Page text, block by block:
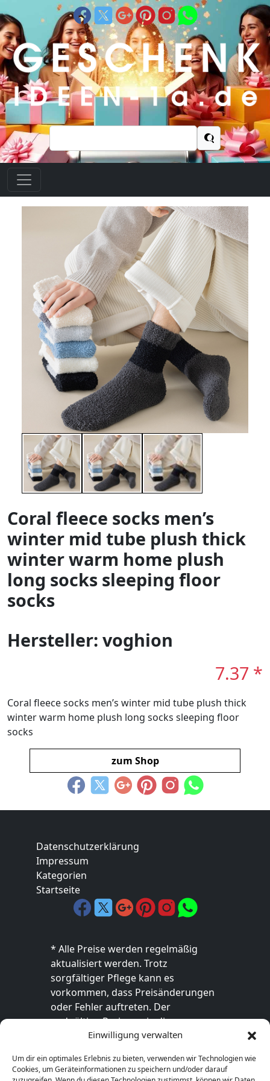
Einwilligung verwalten
Um dir ein optimales Erlebnis zu bieten, verwenden wir Technologien wie
Cookies, um Geräteinformationen zu speichern und/oder darauf
Suchen
nach:
Coral fleece socks men’s
winter mid tube plush thick
winter warm home plush
long socks sleeping floor
socks
Hersteller: voghion
7.37 *
Coral fleece socks men’s winter mid tube plush thick
winter warm home plush long socks sleeping floor
socks
zum Shop
Datenschutzerklärung
Impressum
Kategorien
Startseite
* Alle Preise werden regelmäßig
aktualisiert werden. Trotz
sorgfältiger Pflege kann es
vorkommen, dass Preisänderungen
oder Fehler auftreten. Der
endgültige Preis sowie die
Verfügbarkeit des Produkts sind
Shop des Anbieters verbindlich. Bitte